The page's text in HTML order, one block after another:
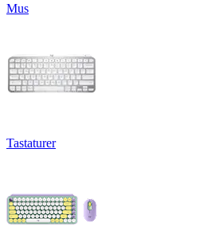
Mus
Tastaturer